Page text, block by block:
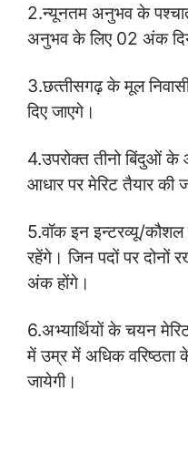
2.न्‍यूनतम अनुभव के
अनुभव के लिए 02 अंक
3.छत्‍तीसगढ़ के मूल
दिए जाएगे।
4.उपरोक्‍त तीनो बिंदुओं
आधार पर मेरिट तैयार की
5.वॉक इन इन्‍टरव्‍यू/कौशल
रहेंगे। जिन पदों पर दोनों
अंक होंगे।
6.अभ्‍यार्थियों के चयन
में उम्र में अधिक वरिष्‍ठता
जायेगी।